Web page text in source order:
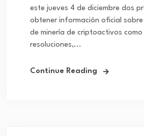
este jueves 4 de diciembre dos
obtener información oficial
de minería de criptoactivos
resoluciones,...
Continue Reading